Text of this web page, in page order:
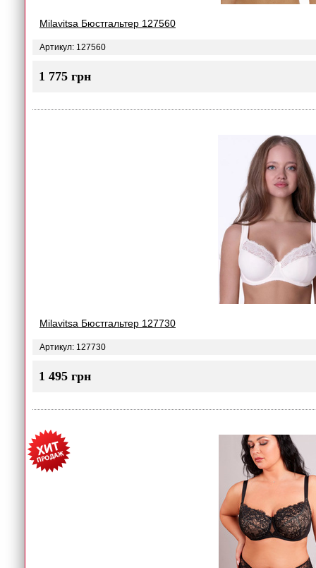
Milavitsa Бюстгальтер 127560
Артикул: 127560
1 775 грн
Milavitsa Бюстгальтер 127730
Артикул: 127730
1 495 грн